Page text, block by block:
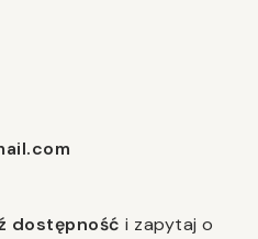
dostępność i zapytaj o